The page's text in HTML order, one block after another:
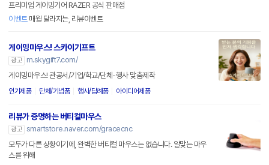
프리미엄 게이밍기어 RAZER 공식 판매점
이벤트매월 달라지는, 리뷰이벤트
게이밍마우스! 스카이기프트
광고
m.skygift7.com/
게이밍마우스! 관공서/기업/학교/단체-행사 맞춤제작
인기제품 단체/기념품 행사/답례품 아이디어제품
리뷰가 증명하는 버티컬마우스
광고 smartstore.naver.com/gracecnc
모두가 다른 상황이기에, 완벽한 버티컬 마우스는 없습니다. 알맞는 마우
스를 위해